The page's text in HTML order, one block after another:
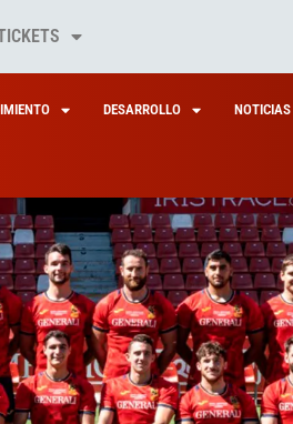
DESARROLLO NOTICIAS